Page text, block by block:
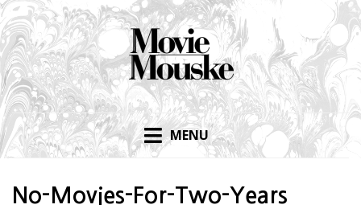
Skip
to
content
MENU
No-Movies-For-Two-Years